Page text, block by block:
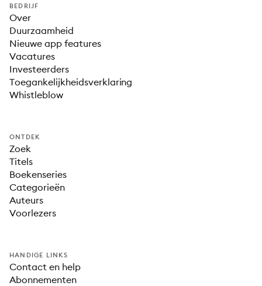
BEDRIJF
Over
Duurzaamheid
Nieuwe app features
Vacatures
Investeerders
Toegankelijkheidsverklaring
Whistleblow
ONTDEK
Zoek
Titels
Boekenseries
Categorieën
Auteurs
Voorlezers
HANDIGE LINKS
Contact en help
Abonnementen